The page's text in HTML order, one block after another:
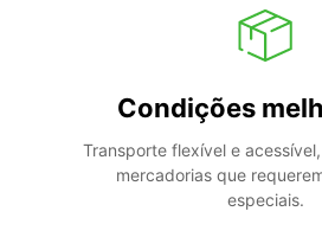
Condições
Transporte flexível e
mercadorias que
especiais.